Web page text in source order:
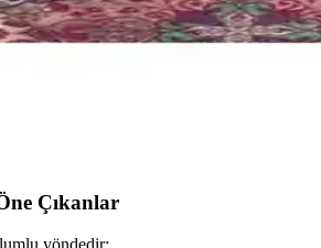
Madame Coco Odette Tek Kişilik
Çıkanlar